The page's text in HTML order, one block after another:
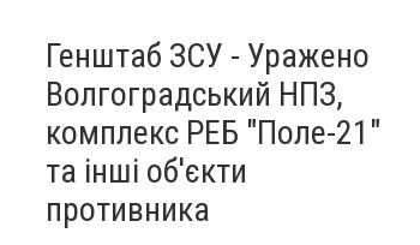
Генштаб ЗСУ - Уражено
Волгоградський НПЗ,
комплекс РЕБ "Поле-21"
та інші об'єкти
противника